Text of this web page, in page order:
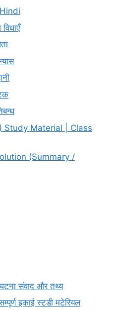
Study Material | Class
(Summary /
संवाद और तथ्य
इकाई स्टडी मटेरियल